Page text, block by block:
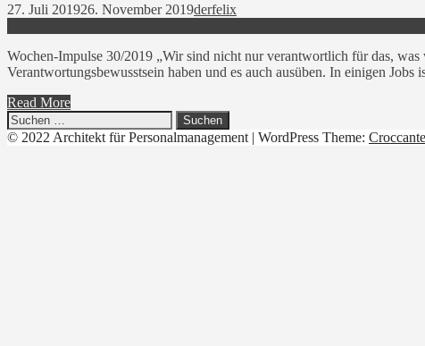
27. Juli 201926. November 2019derfelix
Wochen-Impulse 30/2019 „Wir sind nicht nur verantwortlich für das,
Verantwortungsbewusstsein haben und es auch ausüben. In einigen
Read More
Suchen
nach:
© 2022 Architekt für Personalmanagement | WordPress Theme: Croccante